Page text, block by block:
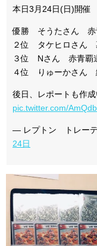
本日3月24日(日)開催
優勝 そうたさん 赤
２位 タケヒロさん
３位 Nさん 赤青覇
４位 りゅーかさん
後日、レポートも作成
pic.twitter.com/
— レプトン トレーデ
24日